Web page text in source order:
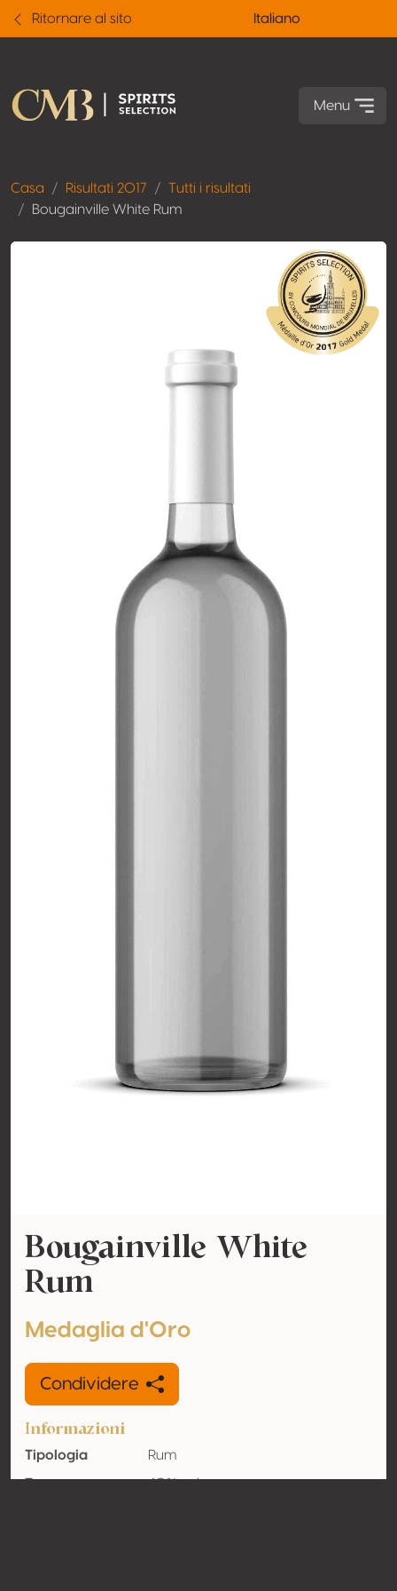
Ritornare al sito Italiano
Menu
Casa Risultati 2017
Tutti i risultati
Bougainville White Rum
Bougainville White
Rum
Medaglia d'Oro
Condividere
Informazioni
Tipologia
Rum
Tenore
40% vol